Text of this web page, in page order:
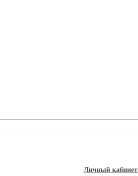
Личный кабинет